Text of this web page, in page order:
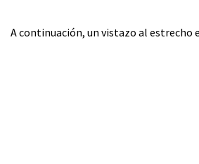
A continuación, un vistazo al estrecho